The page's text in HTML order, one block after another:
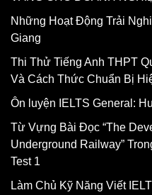
Những Hoạt Động Trải
Giang
Thi Thử Tiếng Anh THPT
Và Cách Thức Chuẩn Bị
Ôn luyện IELTS General:
Từ Vựng Bài Đọc “The
Underground Railway”
Test 1
Làm Chủ Kỹ Năng Viết